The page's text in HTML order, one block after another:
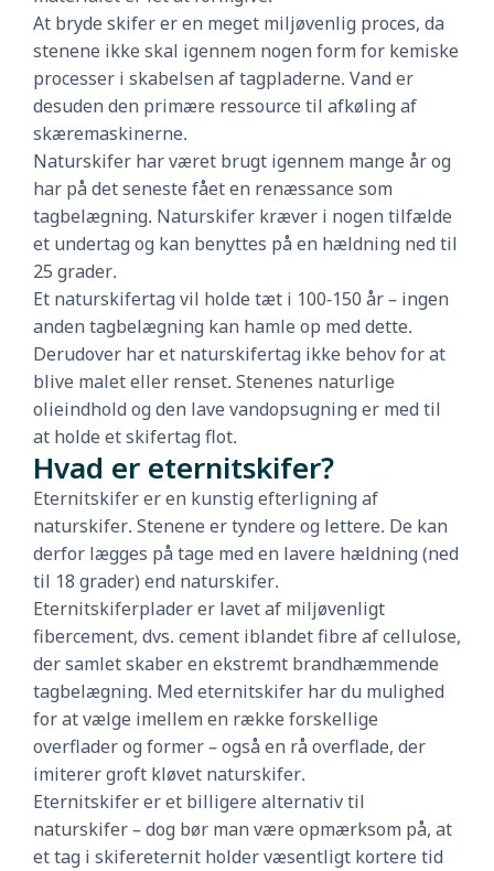
At bryde skifer er en meget miljøvenlig proces, da
stenene ikke skal igennem nogen form for kemiske
processer i skabelsen af tagpladerne. Vand er
desuden den primære ressource til afkøling af
skæremaskinerne.
Naturskifer har været brugt igennem mange år og
har på det seneste fået en renæssance som
tagbelægning. Naturskifer kræver i nogen tilfælde
et undertag og kan benyttes på en hældning ned til
25 grader.
Et naturskifertag vil holde tæt i 100-150 år – ingen
anden tagbelægning kan hamle op med dette.
Derudover har et naturskifertag ikke behov for at
blive malet eller renset. Stenenes naturlige
olieindhold og den lave vandopsugning er med til
at holde et skifertag flot.
Hvad er eternitskifer?
Eternitskifer er en kunstig efterligning af
naturskifer. Stenene er tyndere og lettere. De kan
derfor lægges på tage med en lavere hældning (ned
til 18 grader) end naturskifer.
Eternitskiferplader er lavet af miljøvenligt
fibercement, dvs. cement iblandet fibre af cellulose,
der samlet skaber en ekstremt brandhæmmende
tagbelægning. Med eternitskifer har du mulighed
for at vælge imellem en række forskellige
overflader og former – også en rå overflade, der
imiterer groft kløvet naturskifer.
Eternitskifer er et billigere alternativ til
naturskifer – dog bør man være opmærksom på, at
et tag i skifereternit holder væsentligt kortere tid